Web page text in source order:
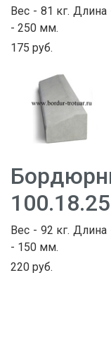
Вес - 81 кг.
- 250 мм.
175 руб.
100.18.25
Вес - 92 кг.
- 150 мм.
220 руб.